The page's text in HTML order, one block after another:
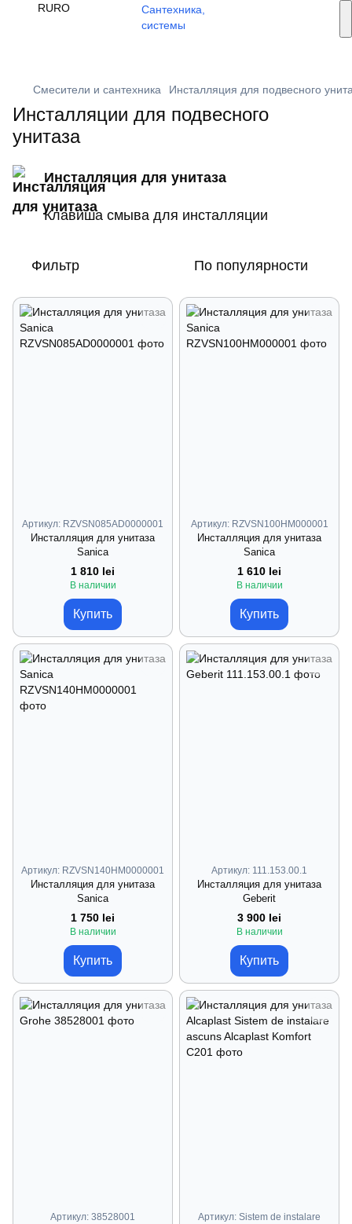
Услуги монтажа
🔥 Акции и скидки
RURO
Смесители и сантехника Инсталляция для подвесного
Инсталляции для подвесного
унитаза
Инсталляция для унитаза
Клавиша смыва для инсталляции
Фильтр По популярности
Артикул: RZVSN085AD0000001
Инсталляция для унитаза
Sanica
1 810 lei
В наличии
Купить
Артикул: RZVSN100HM000001
Инсталляция для унитаза
Sanica
1 610 lei
В наличии
Купить
Артикул: RZVSN140HM0000001
Инсталляция для унитаза
Sanica
1 750 lei
В наличии
Купить
Артикул: 111.153.00.1
Инсталляция для унитаза
Geberit
3 900 lei
В наличии
Купить
Артикул: 38528001
Артикул: Sistem de instalare